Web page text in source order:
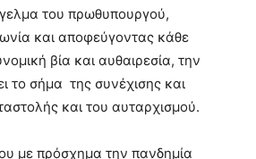
του πρωθυπουργού,
και αποφεύγοντας κάθε
βία και αυθαιρεσία, την
το σήμα της συνέχισης και
και του αυταρχισμού.
με πρόσχημα την πανδημία